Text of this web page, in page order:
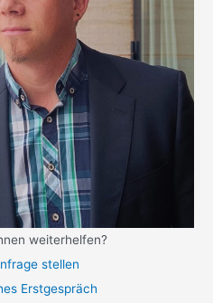
weiterhelfen?
stellen
Erstgespräch